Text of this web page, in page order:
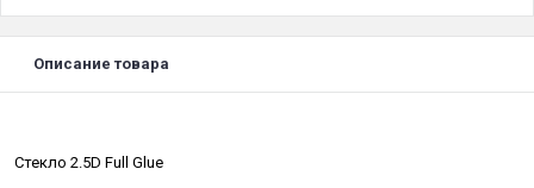
Описание товара
Стекло 2.5D Full Glue